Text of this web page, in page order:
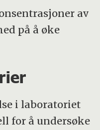
av
på å øke
i laboratoriet
for å undersøke